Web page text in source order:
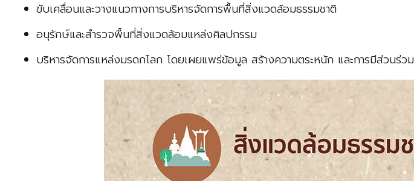
ขับเคลื่อนและวางแนวทางการบริหารจัดการพื้นที่สิ่งแวดล้อมธรรมชาติ
อนุรักษ์และสำรวจพื้นที่สิ่งแวดล้อมแหล่งศิลปกรรม
บริหารจัดการแหล่งมรดกโลก โดยเผยแพร่ข้อมูล สร้างความตระหนัก และการมีส่วนร่วม